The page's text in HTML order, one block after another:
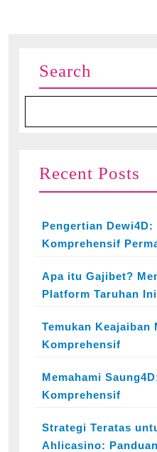
Search
Recent Posts
Pengertian Dewi4D:
Komprehensif
Apa itu Gajibet?
Platform Taruhan Ini
Temukan Keajaiban
Komprehensif
Memahami
Komprehensif
Strategi Teratas
Ahlicasino: